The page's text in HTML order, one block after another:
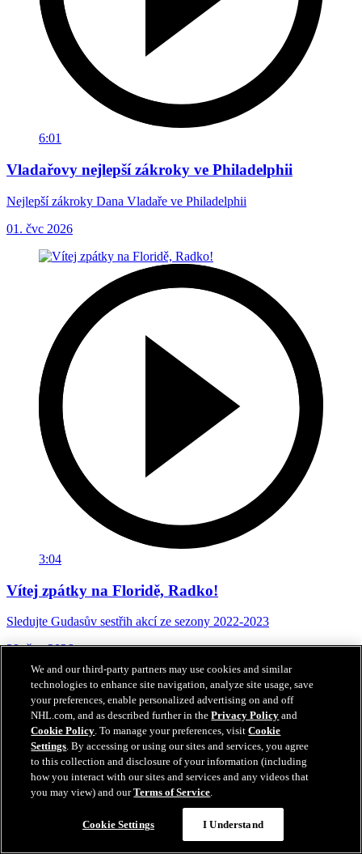
6:01
Vladařovy nejlepší zákroky ve Philadelphii
Nejlepší zákroky Dana Vladaře ve Philadelphii
01. čvc 2026
3:04
Vítej zpátky na Floridě, Radko!
Sledujte Gudasův sestřih akcí ze sezony 2022-2023
29. čvn 2026
We and our third-party partners may use cookies and similar
technologies to enhance site navigation, analyze site usage, save
your preferences, enable personalized advertising on and off
NHL.com, and as described further in thePrivacy Policy and
Cookie Policy. To manage your preferences, visitCookie
Settings. By accessing or using our sites and services, you agree
to this collection and disclosure of your information (including
how you interact with our sites and services and any videos that
you may view) and ourTerms of Service.
Cookie Settings I Understand